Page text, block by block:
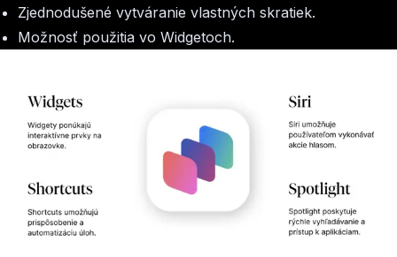
Zjednodušené vytváranie vlastných skratiek.
Možnosť použitia vo Widgetoch.